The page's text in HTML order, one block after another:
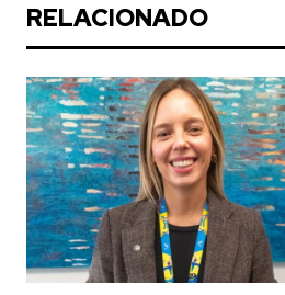
RELACIONADO